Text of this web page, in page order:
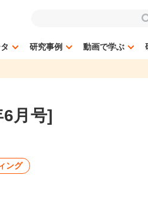
研究事例 動画で学ぶ
月号]
ング